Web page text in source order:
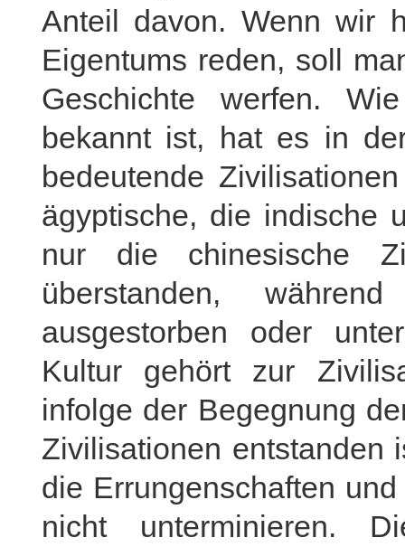
Anteil davon. Wenn wir
Eigentums reden, soll
Geschichte werfen.
bekannt ist, hat es in
bedeutende
ägyptische, die indische
nur die chinesische
überstanden,
ausgestorben oder
Kultur gehört zur
infolge der Begegnung
Zivilisationen entstanden
die Errungenschaften
nicht unterminieren.